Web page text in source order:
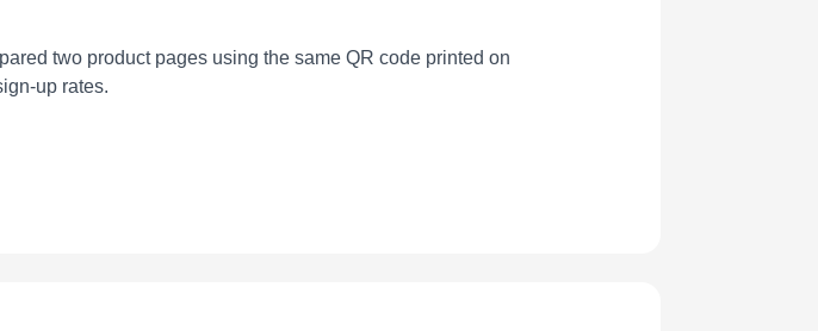
two product pages using the same QR code printed on
up rates.